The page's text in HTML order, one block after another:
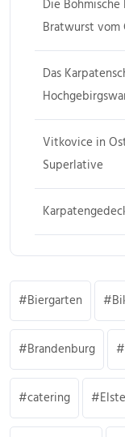
Die
Bratwurst vom
Das
Vitkovice in
Superlative
Biergarten
Brandenburg
catering